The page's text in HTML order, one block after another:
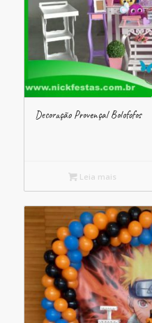
Decoração Provençal Bolofofos
Leia mais